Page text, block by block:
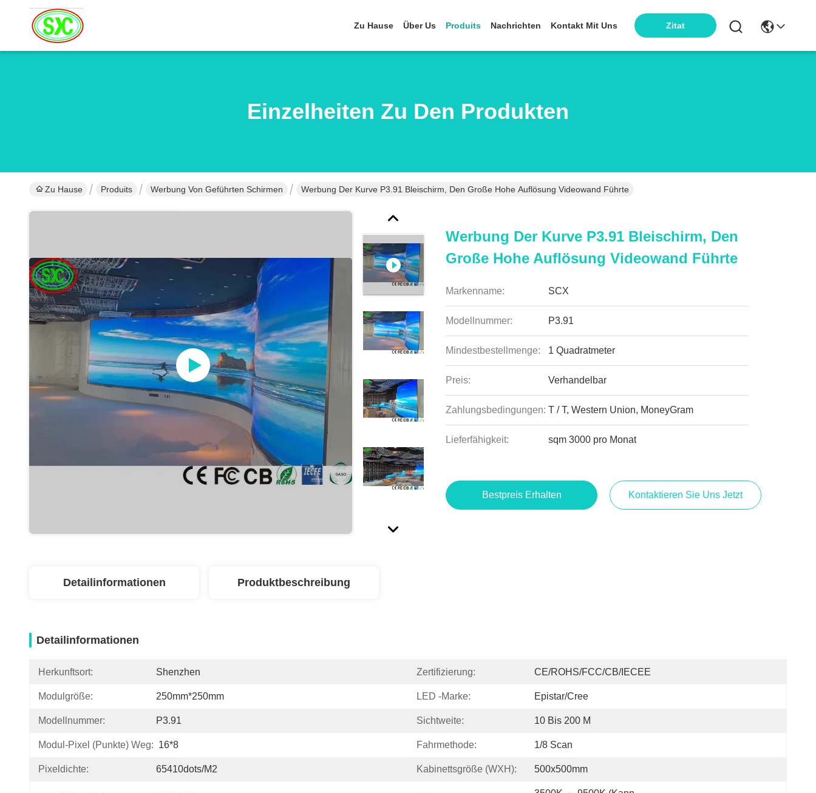
Zu Hause Über Us Produits Nachrichten Kontakt Mit Uns Zitat
Einzelheiten Zu Den Produkten
Zu Hause Produits Werbung Von Geführten Schirmen Werbung Der Kurve P3.91 Bleischirm, Den Große Hohe Auflösung Videowand Führte
Werbung Der Kurve P3.91 Bleischirm, Den
Große Hohe Auflösung Videowand Führte
Markenname: SCX
Modellnummer: P3.91
Mindestbestellmenge: 1 Quadratmeter
Preis: Verhandelbar
Zahlungsbedingungen: T / T, Western Union, MoneyGram
Lieferfähigkeit: sqm 3000 pro Monat
Bestpreis Erhalten Kontaktieren Sie Uns Jetzt
Detailinformationen Produktbeschreibung
Detailinformationen
Herkunftsort: Shenzhen Zertifizierung: CE/ROHS/FCC/CB/IECEE
Modulgröße: 250mm*250mm LED -Marke: Epistar/Cree
Modellnummer: P3.91 Sichtweite: 10 Bis 200 M
Modul-Pixel (Punkte) Weg: 16*8 Fahrmethode: 1/8 Scan
Pixeldichte: 65410dots/m2 Kabinettsgröße (WXH): 500x500mm